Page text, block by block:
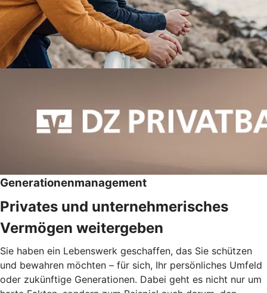
Generationenmanagement
Privates und unternehmerisches
Vermögen weitergeben
Sie haben ein Lebenswerk geschaffen, das Sie schützen
und bewahren möchten – für sich, Ihr persönliches Umfeld
oder zukünftige Generationen. Dabei geht es nicht nur um